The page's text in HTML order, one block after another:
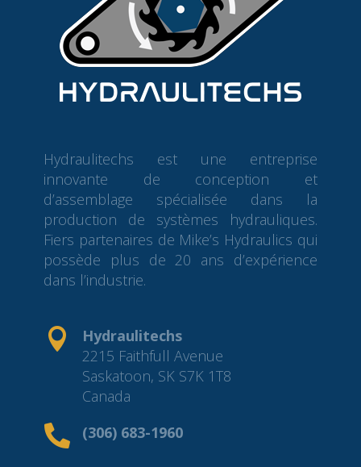
Hydraulitechs est une entreprise
innovante de conception et
d’assemblage spécialisée dans la
production de systèmes hydrauliques.
Fiers partenaires de Mike’s Hydraulics qui
possède plus de 20 ans d’expérience
dans l’industrie.

Hydraulitechs
2215 Faithfull Avenue
Saskatoon, SK S7K 1T8
Canada
 (306) 683-1960